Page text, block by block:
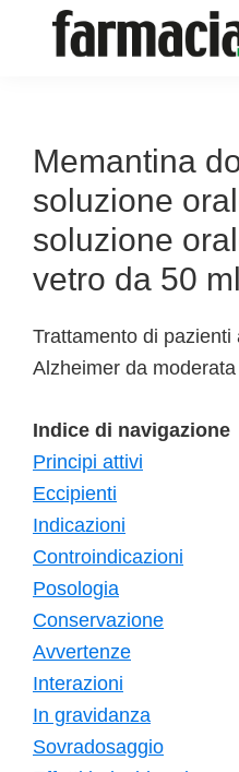
sul
mondo
della
farmacia
online
Memantina
soluzione
soluzione
vetro da 50
Trattamento di
Alzheimer da
Indice di navigazione
Principi attivi
Eccipienti
Indicazioni
Controindicazioni
Posologia
Conservazione
Avvertenze
Interazioni
In gravidanza
Sovradosaggio